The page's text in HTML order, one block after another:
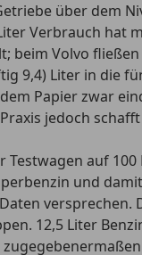
über dem
Verbrauch hat
beim Volvo
9,4) Liter in die
Papier zwar
jedoch
Testwagen auf
und
versprechen.
12,5 Liter